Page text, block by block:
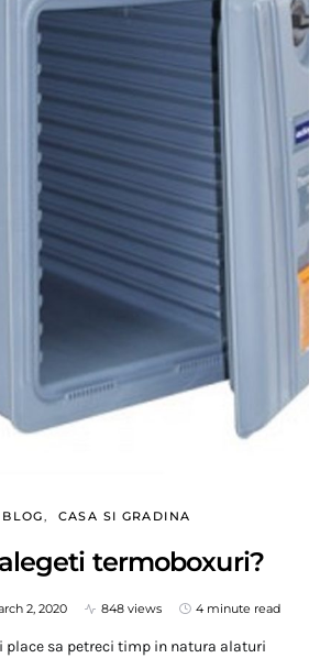
BLOG CASA SI GRADINA
termoboxuri?
2, 2020 848 views 4 minute read
place sa petreci timp in natura alaturi